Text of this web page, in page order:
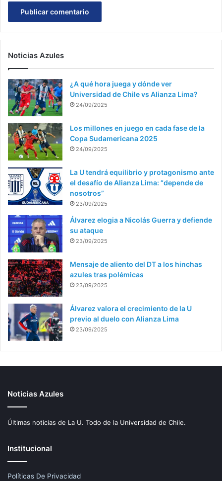
Noticias Azules
¿A qué hora juega y dónde ver
Universidad de Chile vs Alianza Lima?
24/09/2025
Los millones en juego en cada fase de la
Copa Sudamericana 2025
24/09/2025
La U tendrá equilibrio y protagonismo ante
el desafío de Alianza Lima: “depende de
nosotros”
23/09/2025
Álvarez elogia a Nicolás Guerra y defiende
su ataque
23/09/2025
Mensaje de aliento del DT a los hinchas
azules tras polémicas
23/09/2025
Álvarez valora el crecimiento de la U
previo al duelo con Alianza Lima
23/09/2025
Noticias Azules
Últimas noticias de La U. Todo de la Universidad de Chile.
Institucional
Políticas De Privacidad